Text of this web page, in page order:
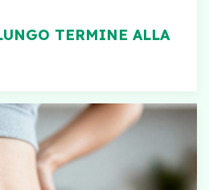
TERMINE ALLA